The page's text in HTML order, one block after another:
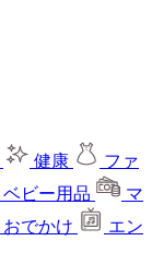
健康
ファ
ベビー用品
マ
おでかけ
エン